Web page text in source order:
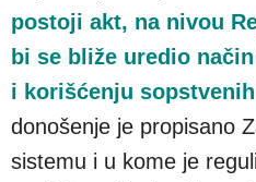
postoji akt, na nivou
bi se bliže uredio
i korišćenju
donošenje je propisano
sistemu i u kome je